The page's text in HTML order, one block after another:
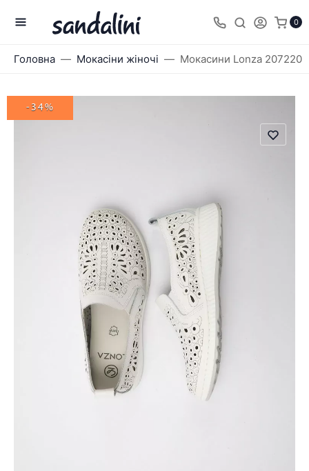
0
Головна Мокасіни жіночі Мокасини Lonza 207220
-34%